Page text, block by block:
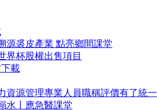
源裘皮產業 點亮鄉間課堂
界杯股權出售項目
載
資源管理專業人員職稱評價有了統
水丨應急醫課堂